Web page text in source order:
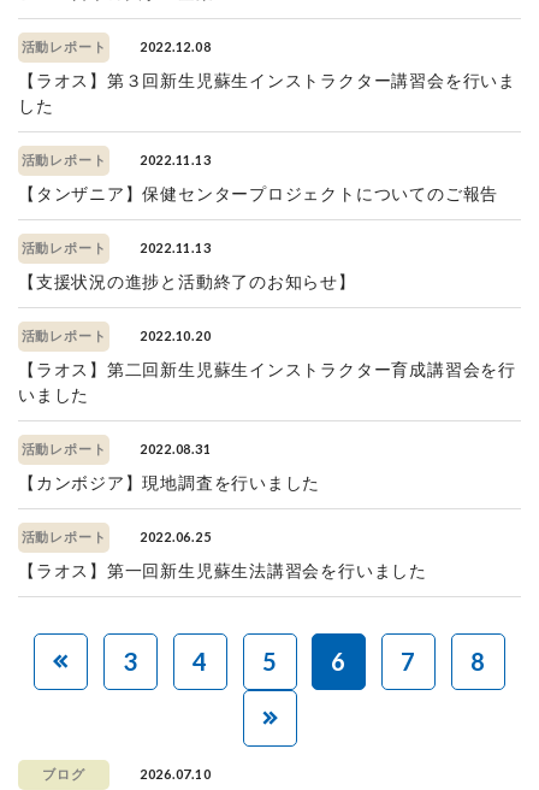
活動レポート 2022.12.08
【ラオス】第３回新生児蘇生インストラクター講習会を行いま
した
活動レポート 2022.11.13
【タンザニア】保健センタープロジェクトについてのご報告
活動レポート 2022.11.13
【支援状況の進捗と活動終了のお知らせ】
活動レポート 2022.10.20
【ラオス】第二回新生児蘇生インストラクター育成講習会を行
いました
活動レポート 2022.08.31
【カンボジア】現地調査を行いました
活動レポート 2022.06.25
【ラオス】第一回新生児蘇生法講習会を行いました
3 4 5 6 7 8
ブログ 2026.07.10